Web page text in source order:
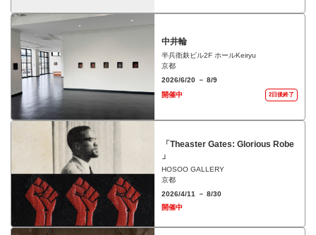
中井輪
半兵衛麸ビル2F ホールKeiryu
京都
2026/6/20 － 8/9
開催中
2日後終了
「Theaster Gates: Glorious Robe
」
HOSOO GALLERY
京都
2026/4/11 － 8/30
開催中